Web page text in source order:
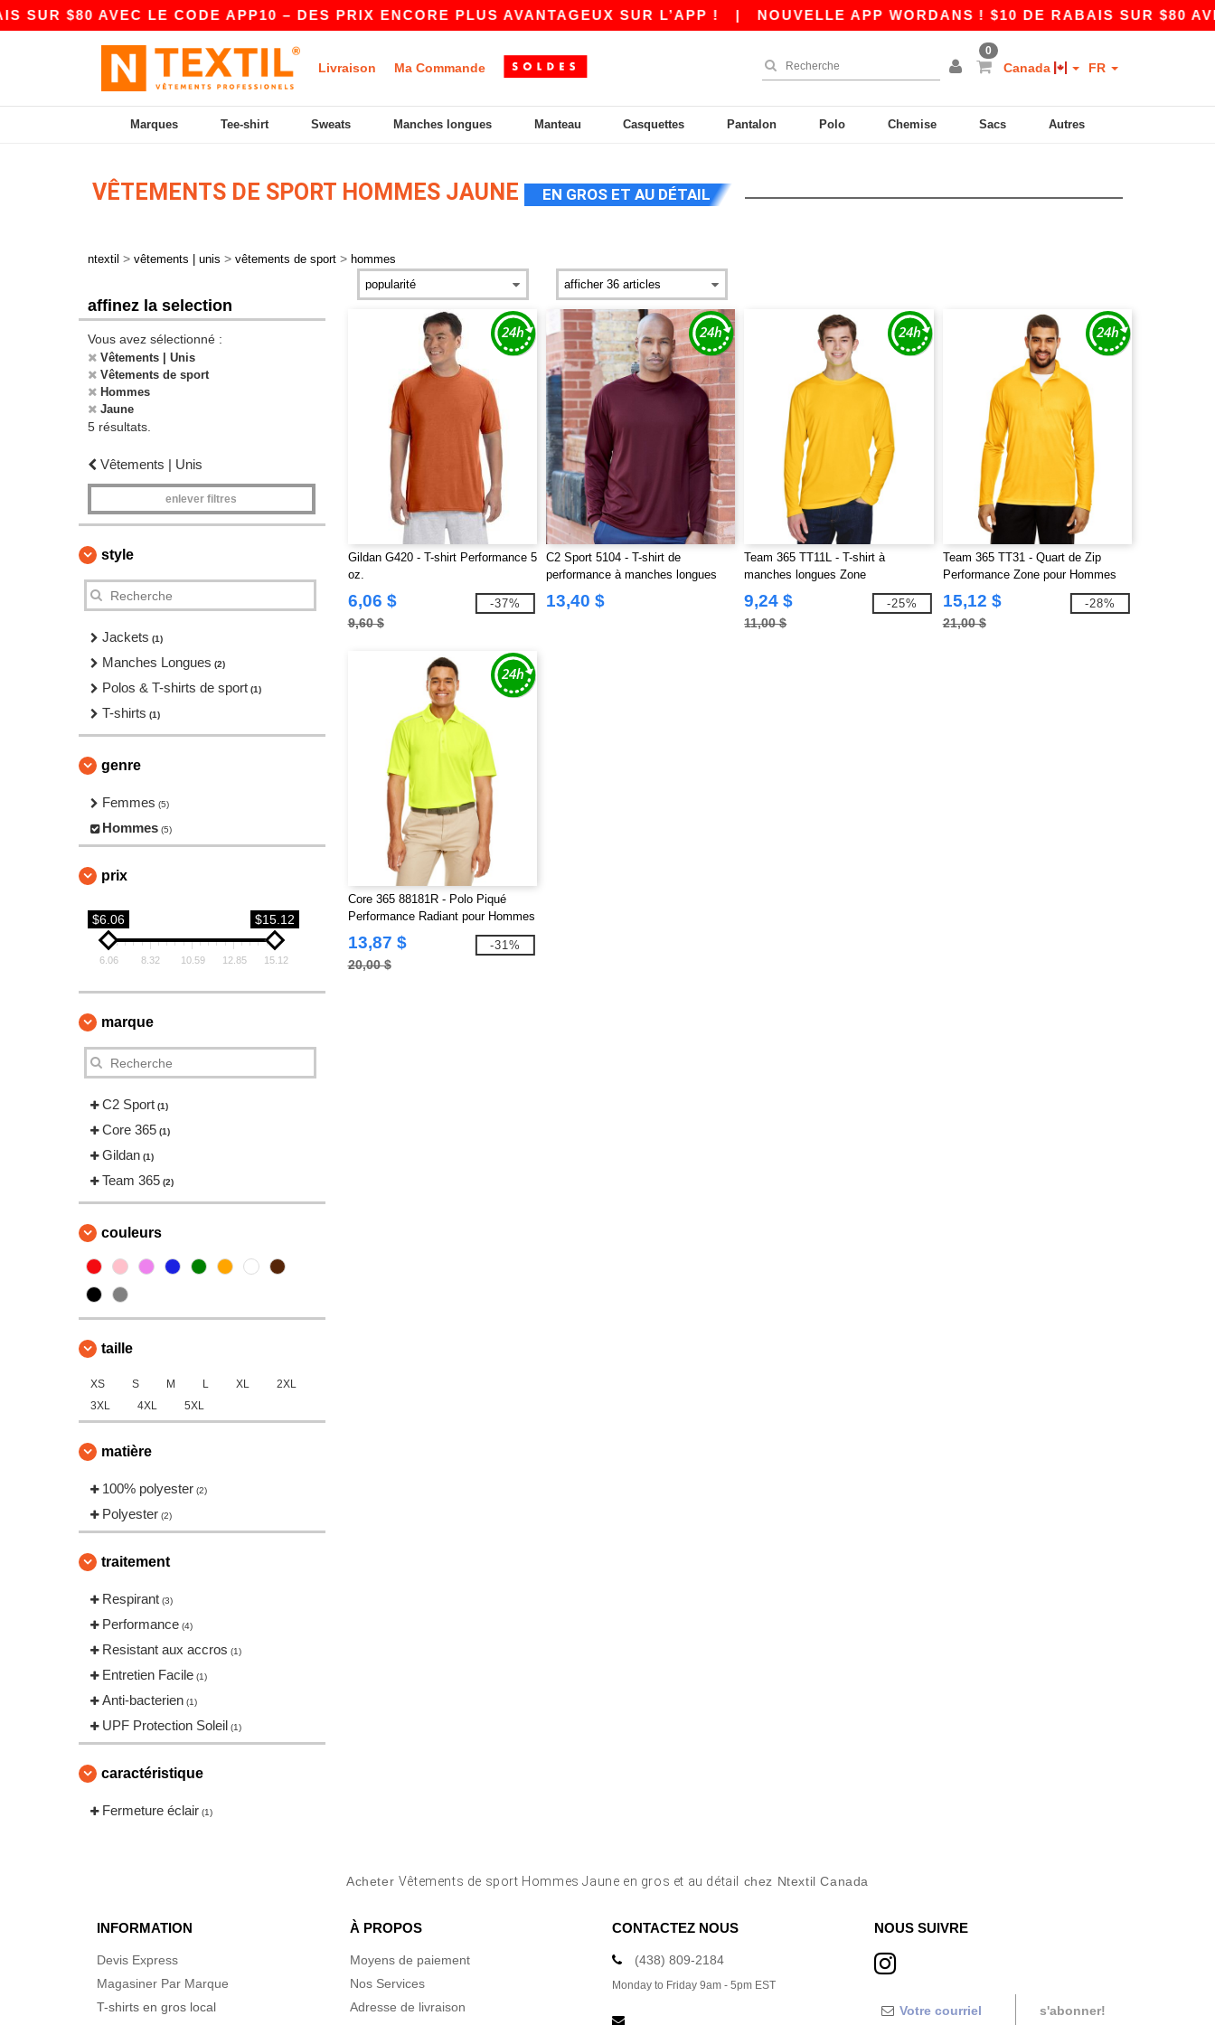
$80 AVEC LE CODE APP10 – DES PRIX ENCORE PLUS AVANTAGEUX SUR L’APP !| NOUVELLE APP WORDANS ! $10 DE RABAIS SUR $80
Livraison Ma Commande
0
Canada FR
Marques Tee-shirt Sweats Manches longues Manteau Casquettes Pantalon Polo Chemise Sacs Autres
VÊTEMENTS DE SPORT HOMMES JAUNE EN GROS ET AU DÉTAIL
ntextil > vêtements | unis > vêtements de sport > hommes
affinez la selection
Vous avez sélectionné :
Vêtements | Unis
Vêtements de sport
Hommes
Jaune
5 résultats.
Vêtements | Unis
enlever filtres
style
Jackets (1)
Manches Longues (2)
Polos & T-shirts de sport (1)
T-shirts (1)
genre
Femmes (5)
Hommes (5)
prix
$6.06 $15.12
6.06 8.32 10.59 12.85 15.12
marque
C2 Sport (1)
Core 365 (1)
Gildan (1)
Team 365 (2)
couleurs
taille
XS S M L XL
2XL
3XL
4XL 5XL
matière
100% polyester (2)
Polyester (2)
traitement
Respirant (3)
Performance (4)
Resistant aux accros (1)
Entretien Facile (1)
Anti-bacterien (1)
UPF Protection Soleil (1)
caractéristique
Fermeture éclair (1)
Gildan G420 - T-shirt Performance 5
oz.
6,06 $
9,60 $
-37%
C2 Sport 5104 - T-shirt de
performance à manches longues
13,40 $
Team 365 TT11L - T-shirt à
manches longues Zone
Performance pour hommes
9,24 $
11,00 $
-25%
Team 365 TT31 - Quart de Zip
Performance Zone pour Hommes
15,12 $
21,00 $
-28%
Core 365 88181R - Polo Piqué
Performance Radiant pour Hommes
avec Passepoil Réfléchissant
13,87 $
20,00 $
-31%
Acheter Vêtements de sport Hommes Jaune en gros et au détail chez Ntextil Canada
INFORMATION
Devis Express
Magasiner Par Marque
T-shirts en gros local
À PROPOS
Moyens de paiement
Nos Services
Adresse de livraison
CONTACTEZ NOUS
(438) 809-2184
Monday to Friday 9am - 5pm EST
NOUS SUIVRE
s'abonner!